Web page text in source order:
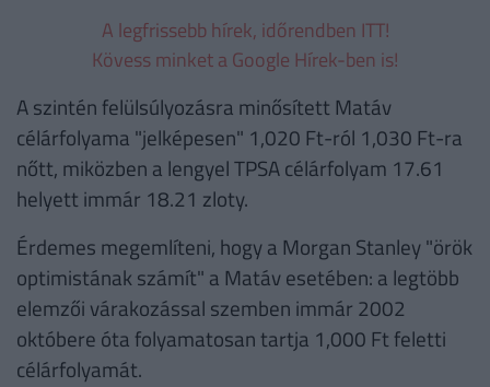
A legfrissebb hírek, időrendben ITT!
Kövess minket a Google Hírek-ben is!
A szintén felülsúlyozásra minősített Matáv
célárfolyama "jelképesen" 1,020 Ft-ról 1,030 Ft-ra
nőtt, miközben a lengyel TPSA célárfolyam 17.61
helyett immár 18.21 zloty.
Érdemes megemlíteni, hogy a Morgan Stanley "örök
optimistának számít" a Matáv esetében: a legtöbb
elemzői várakozással szemben immár 2002
októbere óta folyamatosan tartja 1,000 Ft feletti
célárfolyamát.